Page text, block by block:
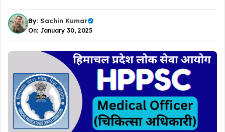
By: Sachin Kumar
On: January 30, 2025